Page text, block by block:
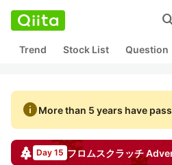
Trend Stock List Question
infoMore than 5 years have
Day 15 フロムスクラッチ